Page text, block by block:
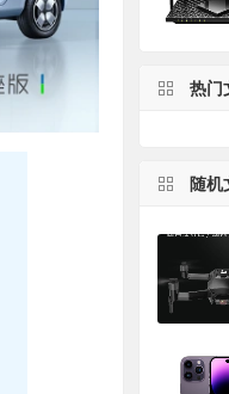
热门
随机